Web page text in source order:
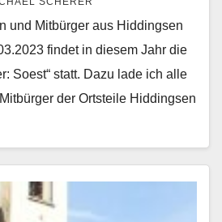
und Mitbürger aus Hiddingsen
findet in diesem Jahr die
Soest“ statt. Dazu lade ich alle
der Ortsteile Hiddingsen